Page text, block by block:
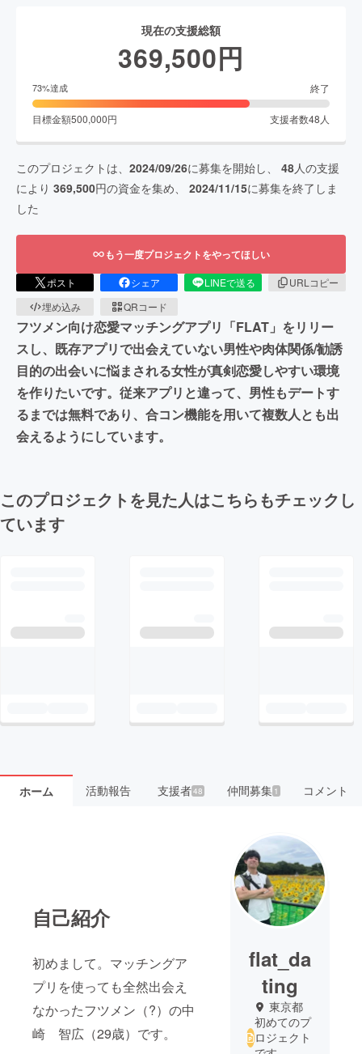
現在の支援総額
369,500円
73%達成 終了
目標金額500,000円 支援者数48 人
このプロジェクトは、 2024/09/26に募集を開始し、 48人の支援
により 369,500円の資金を集め、 2024/11/15に募集を終了しま
した
もう一度プロジェクトをやってほしい
ポスト シェア LINEで送る
URLコピー
埋め込み
QRコード
フツメン向け恋愛マッチングアプリ「FLAT」をリリー
スし、既存アプリで出会えていない男性や肉体関係/勧誘
目的の出会いに悩まされる女性が真剣恋愛しやすい環境
を作りたいです。従来アプリと違って、男性もデートす
るまでは無料であり、合コン機能を用いて複数人とも出
会えるようにしています。
このプロジェクトを見た人はこちらもチェックし
ています
ホーム 活動報告 支援者48 仲間募集 1 コメント
自己紹介
初めまして。マッチングア
プリを使っても全然出会え
なかったフツメン（?）の中
崎 智広（29歳）です。
flat_da
ting
東京都
初めてのプ
ロジェクト